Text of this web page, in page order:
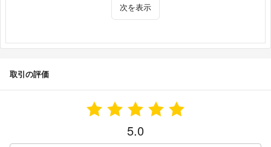
次を表示
取引の評価
5.0